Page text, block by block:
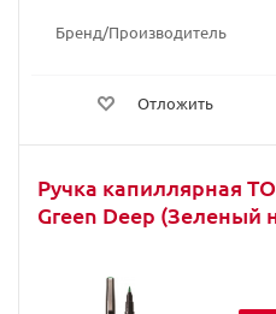
Бренд/Производитель
Отложить
Ручка капиллярная
Green Deep